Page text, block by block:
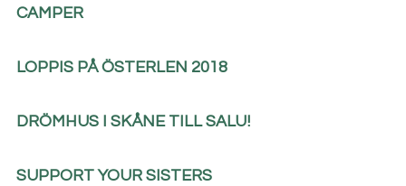
CAMPER
LOPPIS PÅ ÖSTERLEN 2018
DRÖMHUS I SKÅNE TILL SALU!
SUPPORT YOUR SISTERS